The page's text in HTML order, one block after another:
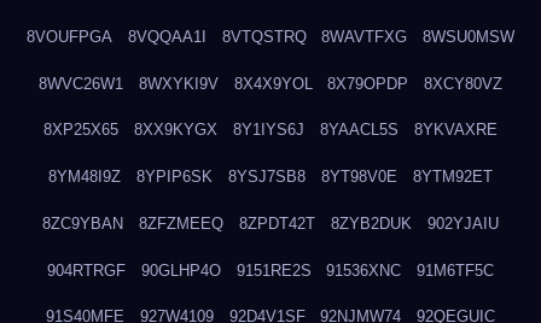
8VOUFPGA 8VQQAA1I 8VTQSTRQ 8WAVTFXG 8WSU0MSW
8WVC26W1 8WXYKI9V 8X4X9YOL 8X79OPDP 8XCY80VZ
8XP25X65 8XX9KYGX 8Y1IYS6J 8YAACL5S 8YKVAXRE
8YM48I9Z 8YPIP6SK 8YSJ7SB8 8YT98V0E 8YTM92ET
8ZC9YBAN 8ZFZMEEQ 8ZPDT42T 8ZYB2DUK 902YJAIU
904RTRGF 90GLHP4O 9151RE2S 91536XNC 91M6TF5C
91S40MFE 927W4109 92D4V1SF 92NJMW74 92QEGUIC